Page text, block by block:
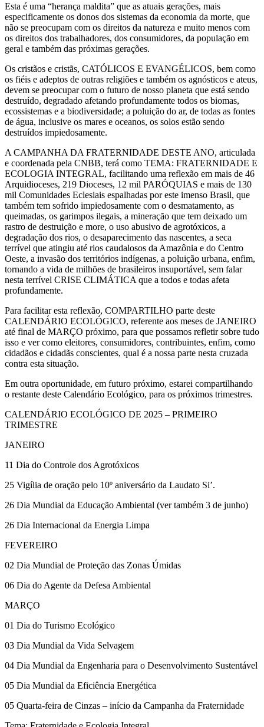
Esta é uma “herança maldita” que as atuais gerações, mais
especificamente os donos dos sistemas da economia da morte, que
não se preocupam com os direitos da natureza e muito menos com
os direitos dos trabalhadores, dos consumidores, da população em
geral e também das próximas gerações.
Os cristãos e cristãs, CATÓLICOS E EVANGÉLICOS, bem como
os fiéis e adeptos de outras religiões e também os agnósticos e ateus,
devem se preocupar com o futuro de nosso planeta que está sendo
destruído, degradado afetando profundamente todos os biomas,
ecossistemas e a biodiversidade; a poluição do ar, de todas as fontes
de água, inclusive os mares e oceanos, os solos estão sendo
destruídos impiedosamente.
A CAMPANHA DA FRATERNIDADE DESTE ANO, articulada
e coordenada pela CNBB, terá como TEMA: FRATERNIDADE E
ECOLOGIA INTEGRAL, facilitando uma reflexão em mais de 46
Arquidioceses, 219 Dioceses, 12 mil PARÓQUIAS e mais de 130
mil Comunidades Eclesiais espalhadas por este imenso Brasil, que
também tem sofrido impiedosamente com o desmatamento, as
queimadas, os garimpos ilegais, a mineração que tem deixado um
rastro de destruição e more, o uso abusivo de agrotóxicos, a
degradação dos rios, o desaparecimento das nascentes, a seca
terrível que atingiu até rios caudalosos da Amazônia e do Centro
Oeste, a invasão dos territórios indígenas, a poluição urbana, enfim,
tornando a vida de milhões de brasileiros insuportável, sem falar
nesta terrível CRISE CLIMÁTICA que a todos e todas afeta
profundamente.
Para facilitar esta reflexão, COMPARTILHO parte deste
CALENDÁRIO ECOLÓGICO, referente aos meses de JANEIRO
até final de MARÇO próximo, para que possamos refletir sobre tudo
isso e ver como eleitores, consumidores, contribuintes, enfim, como
cidadãos e cidadãs conscientes, qual é a nossa parte nesta cruzada
contra esta situação.
Em outra oportunidade, em futuro próximo, estarei compartilhando
o restante deste Calendário Ecológico, para os próximos trimestres.
CALENDÁRIO ECOLÓGICO DE 2025 – PRIMEIRO
TRIMESTRE
JANEIRO
11 Dia do Controle dos Agrotóxicos
25 Vigília de oração pelo 10º aniversário da Laudato Si’.
26 Dia Mundial da Educação Ambiental (ver também 3 de junho)
26 Dia Internacional da Energia Limpa
FEVEREIRO
02 Dia Mundial de Proteção das Zonas Úmidas
06 Dia do Agente da Defesa Ambiental
MARÇO
01 Dia do Turismo Ecológico
03 Dia Mundial da Vida Selvagem
04 Dia Mundial da Engenharia para o Desenvolvimento Sustentável
05 Dia Mundial da Eficiência Energética
05 Quarta-feira de Cinzas – início da Campanha da Fraternidade